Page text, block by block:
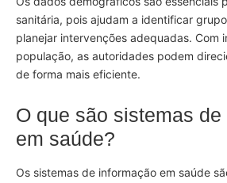
sanitária, pois ajudam a identificar
planejar intervenções adequadas. Com
população, as autoridades podem
de forma mais eficiente.
O que são sistemas
em saúde?
Os sistemas de informação em saúde